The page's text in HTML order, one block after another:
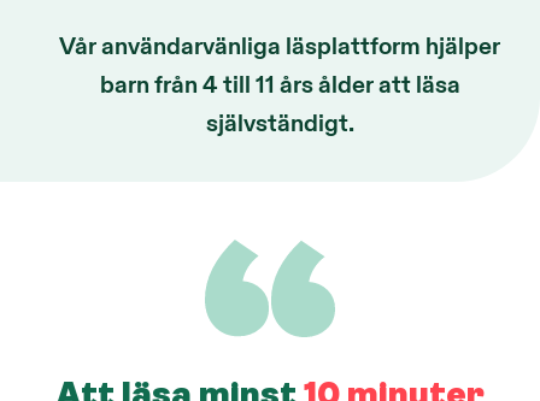
Vår användarvänliga läsplattform hjälper
barn från 4 till 11 års ålder att läsa
självständigt.